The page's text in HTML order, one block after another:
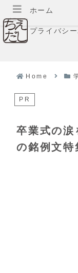
ホーム
プライバシ
Home
PR
卒業式の涙
の銘例文特
メニュー